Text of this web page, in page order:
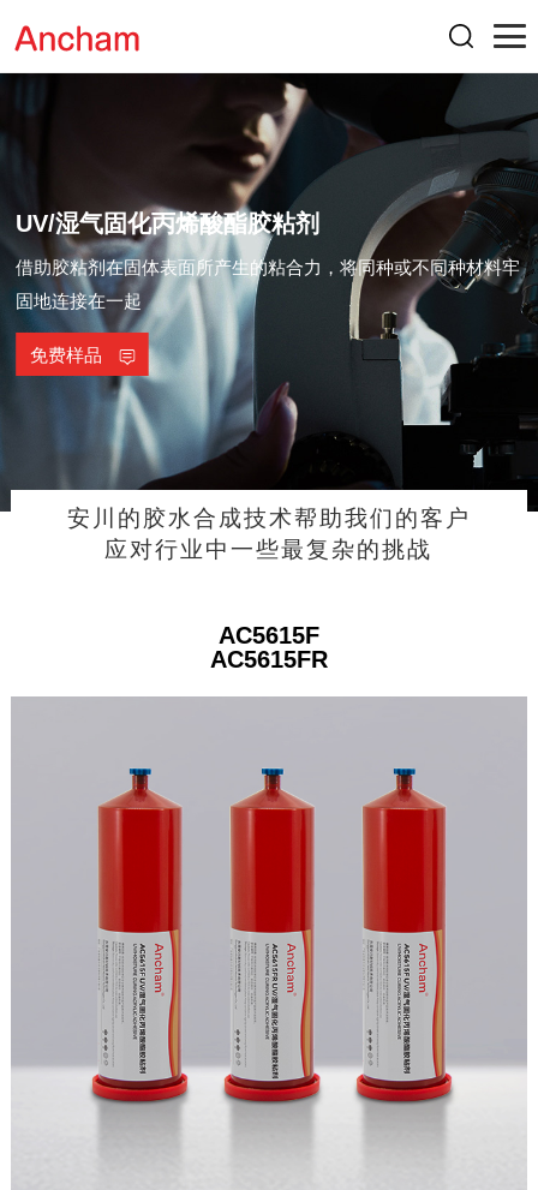
UV/湿气固化丙烯酸酯胶粘剂
借助胶粘剂在固体表面所产生的粘合力，将同种或不同种材料牢
固地连接在一起
免费样品
安川的胶水合成技术帮助我们的客户
应对行业中一些最复杂的挑战
AC5615F
AC5615FR